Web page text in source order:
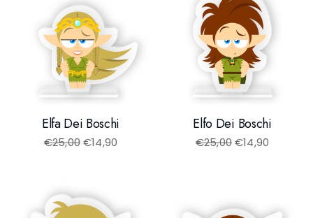
Elfa Dei Boschi
€25,00€14,90
Elfo Dei Boschi
€25,00€14,90